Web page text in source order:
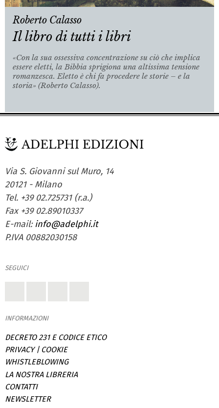
Roberto Calasso
Il libro di tutti i libri
«Con la sua ossessiva concentrazione su ciò che implica
essere eletti, la Bibbia sprigiona una altissima tensione
romanzesca. Eletto è chi fa procedere le storie – e la
storia» (Roberto Calasso).
Via S. Giovanni sul Muro, 14
20121 - Milano
Tel. +39 02.725731 (r.a.)
Fax +39 02.89010337
E-mail:info@adelphi.it
P.IVA 00882030158
SEGUICI
INFORMAZIONI
DECRETO 231 E CODICE ETICO
PRIVACY| COOKIE
WHISTLEBLOWING
LA NOSTRA LIBRERIA
CONTATTI
NEWSLETTER